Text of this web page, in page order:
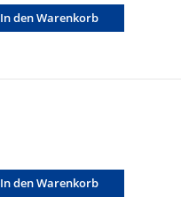
In den Warenkorb
In den Warenkorb